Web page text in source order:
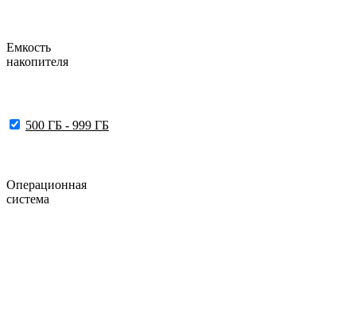
Емкость
накопителя
500 ГБ - 999 ГБ
Операционная
система